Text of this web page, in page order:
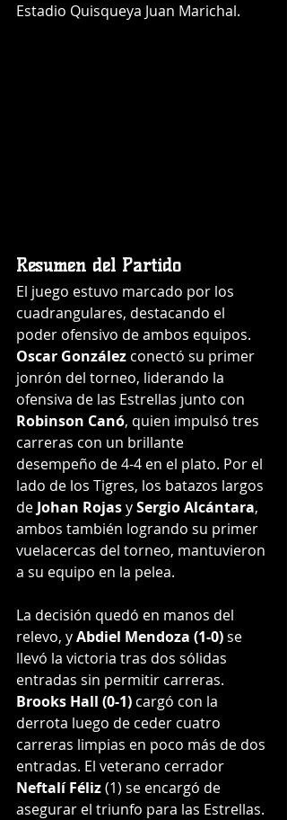
Estadio Quisqueya Juan Marichal.
Resumen del Partido
El juego estuvo marcado por los
cuadrangulares, destacando el
poder ofensivo de ambos equipos.
Oscar González conectó su primer
jonrón del torneo, liderando la
ofensiva de las Estrellas junto con
Robinson Canó, quien impulsó tres
carreras con un brillante
desempeño de 4-4 en el plato. Por el
lado de los Tigres, los batazos largos
de Johan Rojas y Sergio Alcántara,
ambos también logrando su primer
vuelacercas del torneo, mantuvieron
a su equipo en la pelea.
La decisión quedó en manos del
relevo, y Abdiel Mendoza (1-0) se
llevó la victoria tras dos sólidas
entradas sin permitir carreras.
Brooks Hall (0-1) cargó con la
derrota luego de ceder cuatro
carreras limpias en poco más de dos
entradas. El veterano cerrador
Neftalí Féliz (1) se encargó de
asegurar el triunfo para las Estrellas.